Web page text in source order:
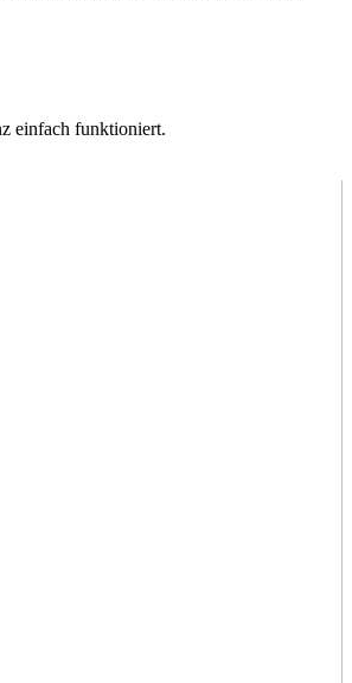
einfach funktioniert.